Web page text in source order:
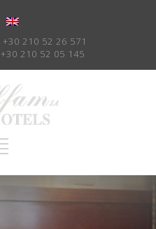
+30 210 52 26 571
+30 210 52 05 145